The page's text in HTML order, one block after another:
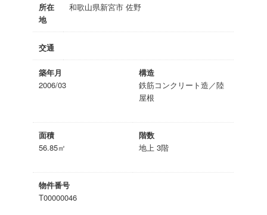
所在
地
和歌山県新宮市 佐野
交通
築年月
2006/03
構造
鉄筋コンクリート造／陸
屋根
面積
56.85㎡
階数
地上 3階
物件番号
T00000046